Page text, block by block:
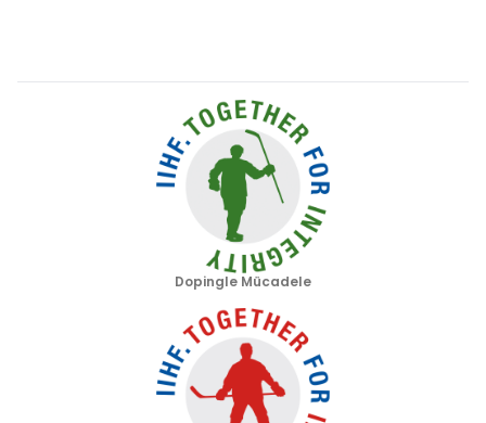
Dopingle Mücadele